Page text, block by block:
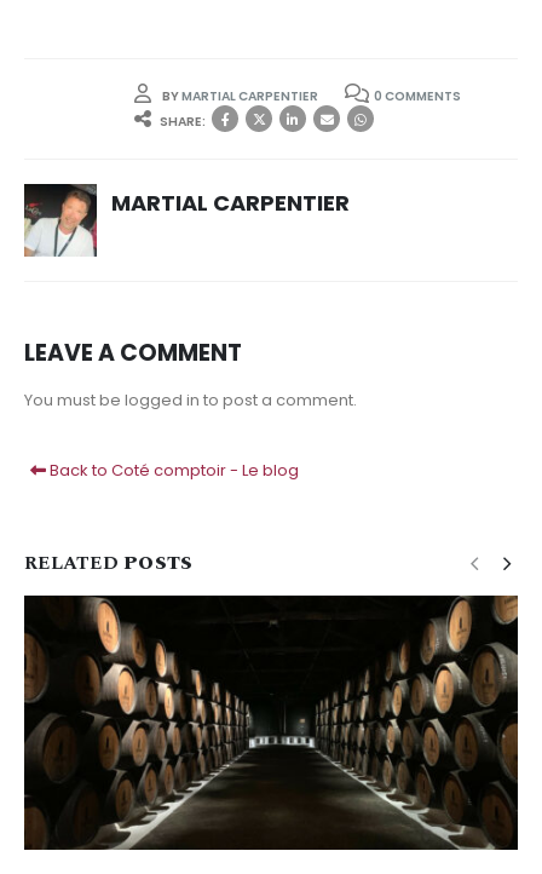
BYMARTIAL CARPENTIER
0 COMMENTS
SHARE:
MARTIAL CARPENTIER
LEAVE A COMMENT
You must be logged in to post a comment.
Back to Coté comptoir - Le blog
RELATED POSTS